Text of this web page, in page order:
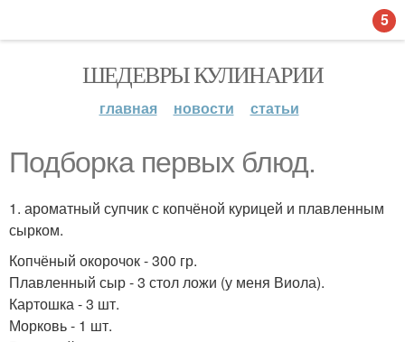
ШЕДЕВРЫ КУЛИНАРИИ
главная новости статьи
Подборка первых блюд.
1. ароматный супчик с копчёной курицей и плавленным
сырком.
Копчёный окорочок - 300 гр.
Плавленный сыр - 3 стол ложи (у меня Виола).
Картошка - 3 шт.
Морковь - 1 шт.
5